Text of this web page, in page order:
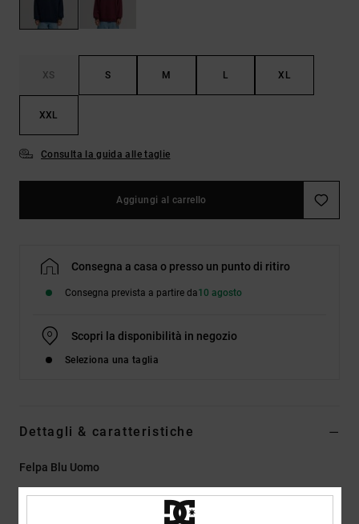
alle
più
nostro
Consulta
XS S M L XL
XXL
Consulta la guida alle taglie
Aggiungi al carrello
Consegna a casa o presso un punto di ritiro
Consegna prevista a partire da10 agosto
Scopri la disponibilità in negozio
Seleziona una taglia
Dettagli & caratteristiche
Felpa Blu Uomo
StyleEDYFT03581 Codice colorebtl0